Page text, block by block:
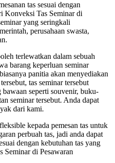
tas sesuai dengan
Konveksi Tas Seminar di
yang seringkali
perusahaan swasta,
terlewatkan dalam sebuah
barang keperluan seminar
panitia akan menyediakan
tas seminar tersebut
seperti souvenir, buku-
seminar tersebut. Anda dapat
dari kami.
kepada pemesan tas untuk
perbuah tas, jadi anda dapat
dengan kebutuhan tas yang
Seminar di Pesawaran